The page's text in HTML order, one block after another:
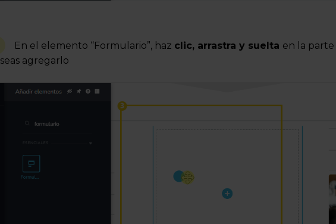
En el elemento “Formulario”, haz clic, arrastra y suelta en la
agregarlo